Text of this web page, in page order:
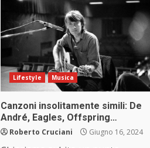
Lifestyle Musica
Canzoni insolitamente simili: De
André, Eagles, Offspring…
Roberto Cruciani Giugno 16, 2024